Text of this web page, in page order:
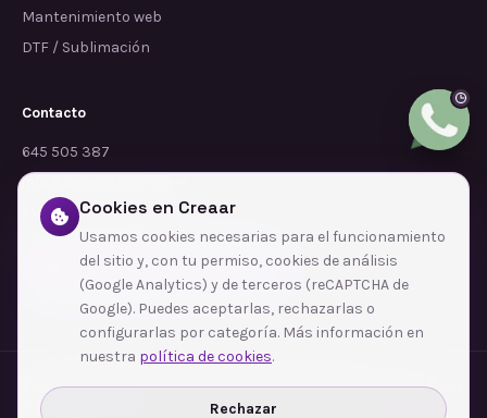
Mantenimiento web
DTF / Sublimación
Contacto
645 505 387
info@dependalium.com
Mataró (Barcelona)
Déjanos tu reseña en Google
Zonas de cobertura·Barcelona·L'Hospitalet de Llobregat·Terrassa·Badalona
Sabadell
Santa Coloma de Gramenet
Cookies en Creaar
Usamos cookies necesarias para el funcionamiento
del sitio y, con tu permiso, cookies de análisis
(Google Analytics) y de terceros (reCAPTCHA de
Google). Puedes aceptarlas, rechazarlas o
configurarlas por categoría. Más información en
nuestra política de cookies.
Rechazar